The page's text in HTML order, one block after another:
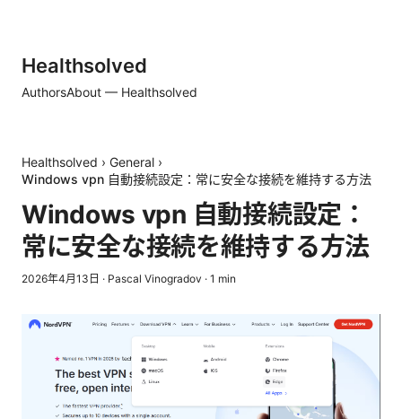
Healthsolved
AuthorsAbout — Healthsolved
Healthsolved › General ›
Windows vpn 自動接続設定：常に安全な接続を維持する方法
Windows vpn 自動接続設定：
常に安全な接続を維持する方法
2026年4月13日 · Pascal Vinogradov · 1 min